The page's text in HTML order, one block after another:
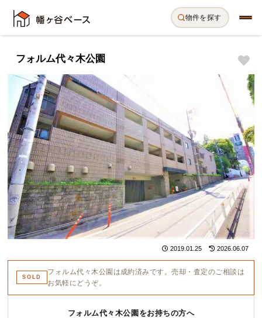
物件を探す
フォルム代々木公園
2019.01.25 2026.06.07
SOLD
フォルム代々木公園は成約済みです。売却・査定のご相談は
お気軽にどうぞ。
フォルム代々木公園をお持ちの方へ